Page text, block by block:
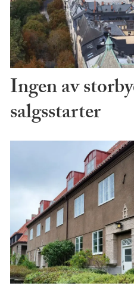
Ingen av
salgsstarter